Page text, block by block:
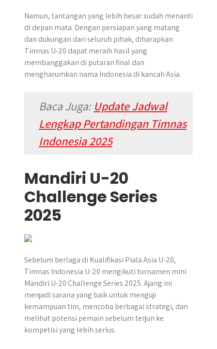
Namun, tantangan yang lebih besar sudah menanti
di depan mata. Dengan persiapan yang matang
dan dukungan dari seluruh pihak, diharapkan
Timnas U-20 dapat meraih hasil yang
membanggakan di putaran final dan
mengharumkan nama Indonesia di kancah Asia.
Baca Juga: Update Jadwal
Lengkap Pertandingan Timnas
Indonesia 2025
Mandiri U-20
Challenge Series
2025
Sebelum berlaga di Kualifikasi Piala Asia U-20,
Timnas Indonesia U-20 mengikuti turnamen mini
Mandiri U-20 Challenge Series 2025. Ajang ini
menjadi sarana yang baik untuk menguji
kemampuan tim, mencoba berbagai strategi, dan
melihat potensi pemain sebelum terjun ke
kompetisi yang lebih serius.